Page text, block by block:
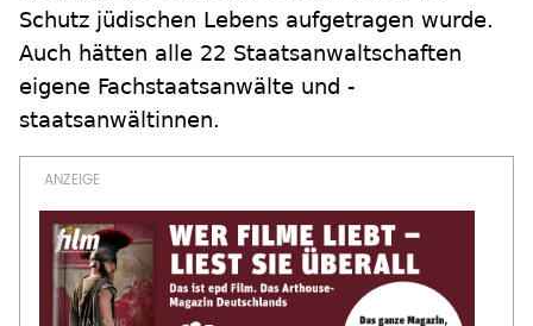
Schutz jüdischen Lebens aufgetragen wurde.
Auch hätten alle 22 Staatsanwaltschaften
eigene Fachstaatsanwälte und -
staatsanwältinnen.